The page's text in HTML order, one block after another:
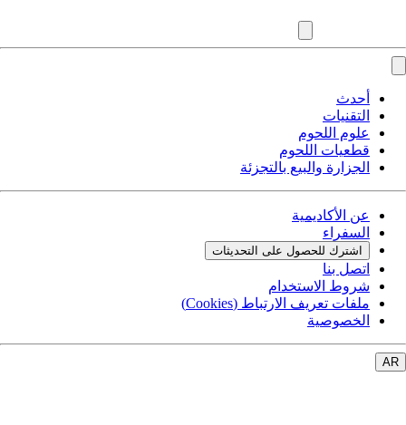
أحدث
التقنيات
علوم اللحوم
قطعيات اللحوم
الجزارة والبيع بالتجزئة
عن الأكاديمية
السفراء
اشترك للحصول على التحديثات
اتصل بنا
شروط الاستخدام
ملفات تعريف الارتباط (Cookies)
الخصوصية
AR